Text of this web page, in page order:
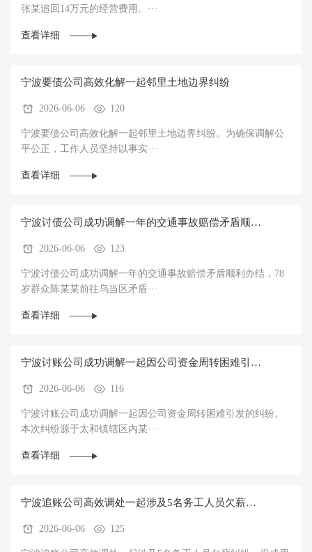
张某追回14万元的经营费用。···
查看详细
宁波要债公司高效化解一起邻里土地边界纠纷
2026-06-06 120
宁波要债公司高效化解一起邻里土地边界纠纷。为确保调解公
平公正，工作人员坚持以事实···
查看详细
宁波讨债公司成功调解一年的交通事故赔偿矛盾顺利
办结2026-06-06 123
宁波讨债公司成功调解一年的交通事故赔偿矛盾顺利办结，78
岁群众陈某某前往乌当区矛盾···
查看详细
宁波讨账公司成功调解一起因公司资金周转困难引发
的纠纷2026-06-06 116
宁波讨账公司成功调解一起因公司资金周转困难引发的纠纷。
本次纠纷源于太和镇辖区内某···
查看详细
宁波追账公司高效调处一起涉及5名务工人员欠薪纠
纷，促成用工方一次性全额结清拖欠工资
2026-06-06 125